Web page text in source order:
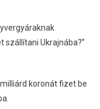
Ukrajnába?”
koronát fizet be